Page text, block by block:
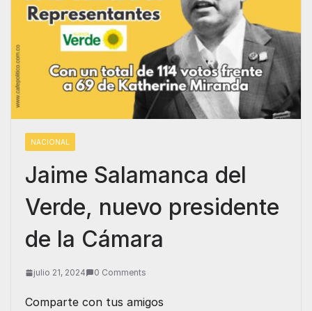
NACIONAL
Jaime Salamanca del
Verde, nuevo presidente
de la Cámara
julio 21, 2024 0 Comments
Comparte con tus amigos